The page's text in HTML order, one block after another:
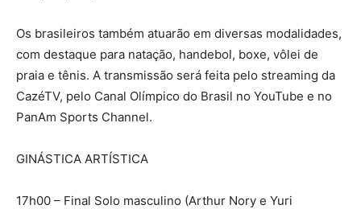
Os brasileiros também atuarão em diversas modalidades,
com destaque para natação, handebol, boxe, vôlei de
praia e tênis. A transmissão será feita pelo streaming da
CazéTV, pelo Canal Olímpico do Brasil no YouTube e no
PanAm Sports Channel.
GINÁSTICA ARTÍSTICA
17h00 – Final Solo masculino (Arthur Nory e Yuri